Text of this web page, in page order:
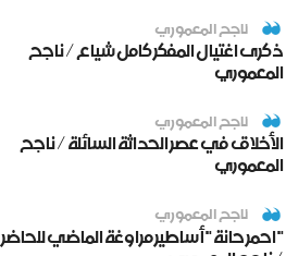
ناجح المعموري
ذكرى اغتيال المفكر كامل شياع / ناجح
المعموري
ناجح المعموري
الأخلاق في عصر الحداثة السائلة / ناجح
المعموري
ناجح المعموري
" احمر حانة " أساطير مراوغة الماضي للحاضر